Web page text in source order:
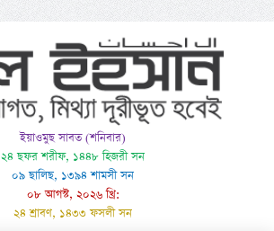
ইয়াওমুছ সাবত (শনিবার)
২৪ ছফর শরীফ, ১৪৪৮ হিজরী সন
০৯ ছালিছ, ১৩৯৪ শামসী সন
০৮ আগস্ট, ২০২৬ খ্রি:
২৪ শ্রাবণ, ১৪৩৩ ফসলী সন